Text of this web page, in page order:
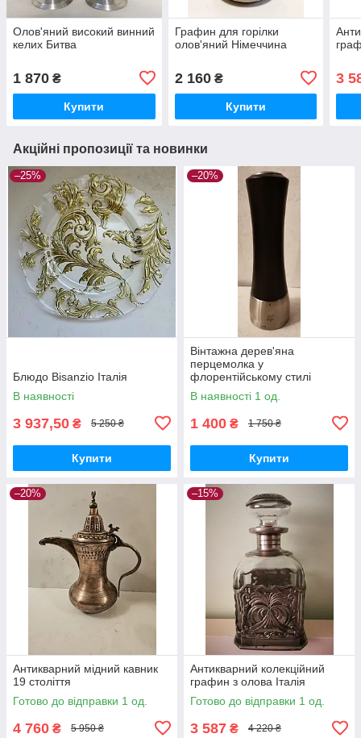
Олов'яний високий винний
келих Битва
1 870 ₴
Купити
Графин для горілки
олов'яний Німеччина
2 160₴
Купити
3
Акційні пропозиції та новинки
–25%
Блюдо Bisanzio Італія
В наявності
3 937,50 ₴ 5 250 ₴
Купити
–20%
Вінтажна дерев'яна
перцемолка у
флорентійському стилі
В наявності 1 од.
1 400 ₴ 1 750 ₴
Купити
–20%
Антикварний мідний кавник
19 століття
Готово до відправки 1 од.
4 760 ₴ 5 950 ₴
–15%
Антикварний колекційний
графин з олова Італія
Готово до відправки 1 од.
3 587 ₴ 4 220 ₴